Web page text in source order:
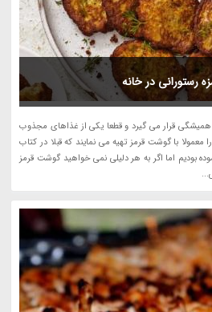
رستورانی در خانه
قرار می گیرد و قطعا یکی از غذاهای مجذوب
با گوشت قرمز تهیه می نمایند که قبلا در کتاب
بودیم اما اگر به هر دلیلی نمی خواهید گوشت قرمز